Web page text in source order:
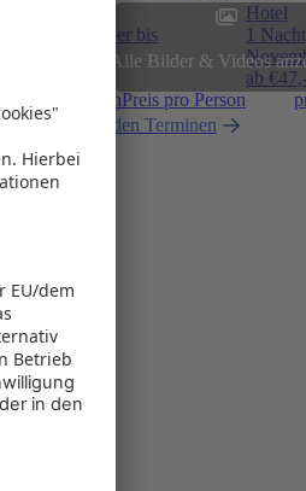
Alle Bilder & Videos
8 Tage, Dezember bis
pro PersonPreis pro Person
Zu den Terminen
Hotel
1
ab €